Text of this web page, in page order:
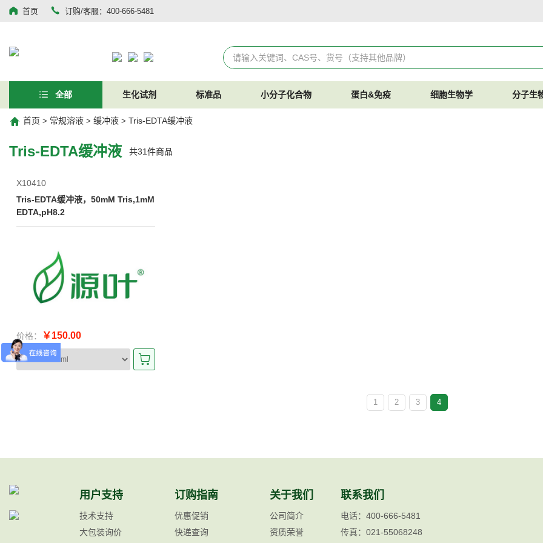
首页 订购/客服：400-666-5481
全部 生化试剂 标准品 小分子化合物 蛋白&免疫 细胞生物学 分子生
首页 > 常规溶液 > 缓冲液 > Tris-EDTA缓冲液
Tris-EDTA缓冲液 共31件商品
X10410
Tris-EDTA缓冲液，50mM Tris,1mM
EDTA,pH8.2
价格： ￥150.00
1 2 3 4
用户支持
技术支持
大包装询价
订购指南
优惠促销
快递查询
关于我们
公司简介
资质荣誉
联系我们
电话：400-666-5481
传真：021-55068248